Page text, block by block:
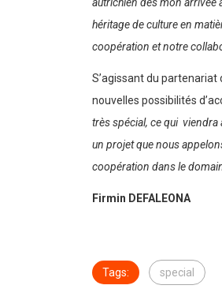
héritage de culture en
coopération et notre
S’agissant du partenariat
nouvelles possibilités
très spécial, ce qui viendra
un projet que nous
coopération dans le
Firmin DEFALEONA
Tags: special